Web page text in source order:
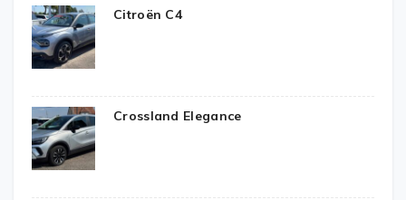
Citroën C4
Crossland Elegance